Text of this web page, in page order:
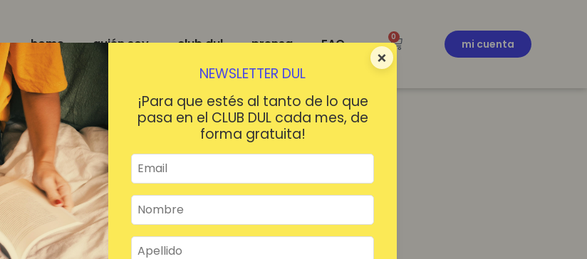
×
NEWSLETTER DUL
¡Para que estés al tanto de lo que
pasa en el CLUB DUL cada mes, de
forma gratuita!
home quién soy club dul prensa FAQ 0
mi cuenta
¡HOLA!